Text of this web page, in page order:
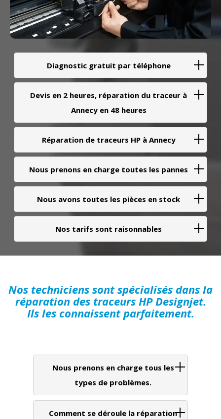
Diagnostic gratuit par téléphone
Devis en 2 heures, réparation du traceur à
Annecy en 48 heures
Réparation de traceurs HP à Annecy
Nous prenons en charge toutes les pannes
Nous avons toutes les pièces en stock
Nos tarifs sont raisonnables
Nos techniciens sont spécialisés dans la
réparation des traceurs HP Designjet.
Ils les connaissent parfaitement.
Nous prenons en charge tous les
types de problèmes.
Comment se déroule la réparation